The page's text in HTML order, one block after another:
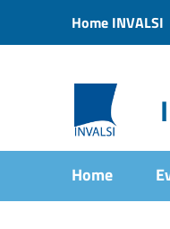
Vai al menu di
Home INVALSI
Home